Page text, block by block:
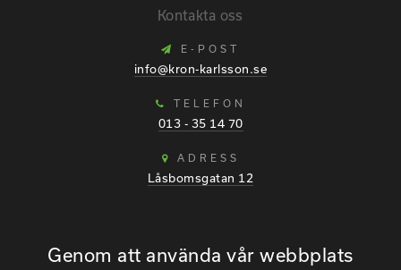
Genom att använda vår webbplats
Kontakta oss
E-POST
info@kron-karlsson.se
TELEFON
013 - 35 14 70
ADRESS
Låsbomsgatan 12
556647-1107